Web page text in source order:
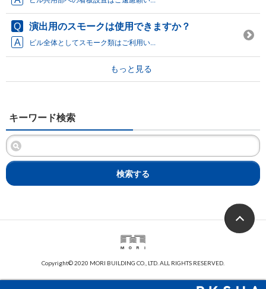
演出用のスモークは使用できますか？
ビル全体としてスモーク類はご利用い...
もっと見る
キーワード検索
検索する
Copyright© 2020 MORI BUILDING CO., LTD. ALL RIGHTS RESERVED.